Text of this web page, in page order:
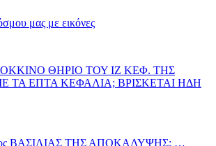
μας με εικόνες
ΘΗΡΙΟ ΤΟΥ ΙΖ ΚΕΦ. ΤΗΣ
ΕΠΤΑ ΚΕΦΑΛΙΑ; ΒΡΙΣΚΕΤΑΙ ΗΔΗ
ΒΑΣΙΛΙΑΣ ΤΗΣ ΑΠΟΚΑΛΥΨΗΣ; …